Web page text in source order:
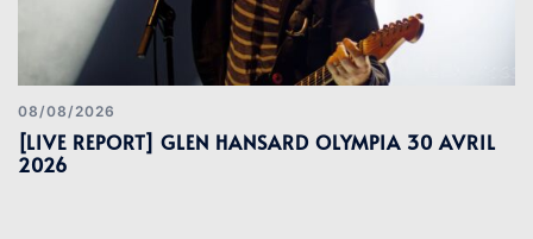
08/08/2026
[LIVE REPORT] GLEN HANSARD OLYMPIA 30 AVRIL
2026